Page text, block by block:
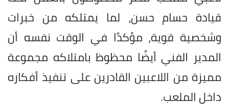
قيادة حسام حسن، لما يمتلكه من خبرات
وشخصية قوية، مؤكدًا في الوقت نفسه أن
المدير الفني أيضًا محظوظ بامتلاكه مجموعة
مميزة من اللاعبين القادرين على تنفيذ أفكاره
داخل الملعب.